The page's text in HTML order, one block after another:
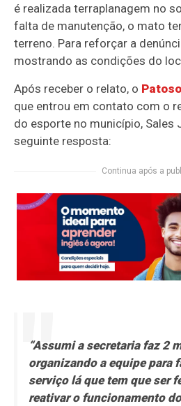
é realizada terraplanagem no
falta de manutenção, o mato
terreno. Para reforçar a
mostrando as condições do
Após receber o relato, o
que entrou em contato com o
do esporte no município, Sales
seguinte resposta:
Continua após a
“Assumi a secretaria faz 2
organizando a equipe para
serviço lá que tem que ser
reativar o funcionamento